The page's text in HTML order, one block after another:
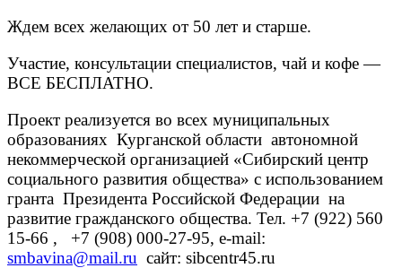
Ждем всех желающих от 50 лет и старше.
Участие, консультации специалистов, чай и кофе —
ВСЕ БЕСПЛАТНО.
Проект реализуется во всех муниципальных
образованиях Курганской области автономной
некоммерческой организацией «Сибирский центр
социального развития общества» с использованием
гранта Президента Российской Федерации на
развитие гражданского общества. Тел. +7 (922) 560
15-66 , +7 (908) 000-27-95, e-mail:
smbavina@mail.ru cайт: sibcentr45.ru